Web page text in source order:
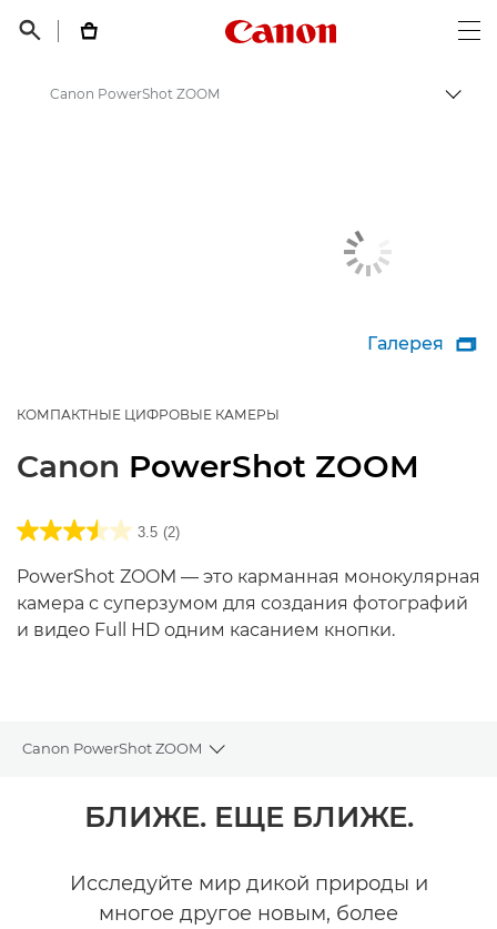
 
Canon Logo, back
Canon PowerShot ZOOM
Галерея 
КОМПАКТНЫЕ ЦИФРОВЫЕ КАМЕРЫ
Canon PowerShot ZOOM
3.5 (2)
PowerShot ZOOM — это карманная монокулярная
камера с суперзумом для создания фотографий
и видео Full HD одним касанием кнопки.
Canon PowerShot ZOOM
Toggle breadcrumbs
Общая информация
БЛИЖЕ. ЕЩЕ БЛИЖЕ.
Исследуйте мир дикой природы и
многое другое новым, более